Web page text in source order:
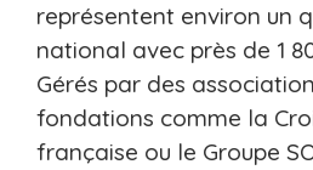
représentent environ un
national avec près de 1
Gérés par des
fondations comme la
française ou le Groupe